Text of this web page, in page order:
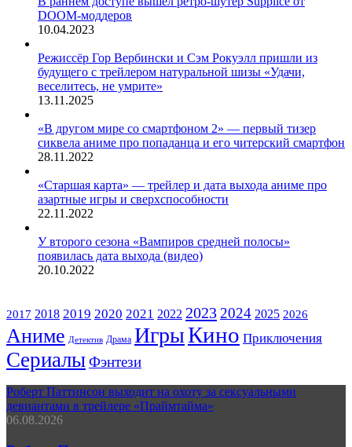
DOOM-моддеров
10.04.2023
Режиссёр Гор Вербински и Сэм Рокуэлл пришли из
будущего с трейлером натуральной шизы «Удачи,
веселитесь, не умрите»
13.11.2025
«В другом мире со смартфоном 2» — первый тизер
сиквела аниме про попаданца и его читерский смартфон
28.11.2022
«Старшая карта» — трейлер и дата выхода аниме про
азартные игры и сверхспособности
22.11.2022
У второго сезона «Вампиров средней полосы»
появилась дата выхода (видео)
20.10.2022
2017 2018 2019 2020 2021 2022 2023 2024 2025 2026
Аниме Детектив Драма ИгрыКино Приключения
СериалыФэнтези
Роберт Паттинсон выходит на охоту за сексуальными
девиантами в трейлере «Праймтайма»
06.08.2026